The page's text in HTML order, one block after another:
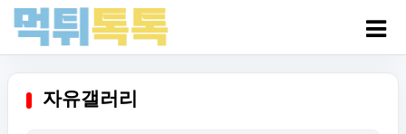
자유갤러리